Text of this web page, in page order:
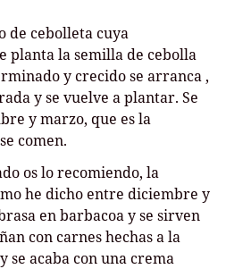
de cebolleta cuya
planta la semilla de cebolla
y crecido se arranca ,
y se vuelve a plantar. Se
y marzo, que es la
comen.
os lo recomiendo, la
he dicho entre diciembre y
en barbacoa y se sirven
con carnes hechas a la
se acaba con una crema